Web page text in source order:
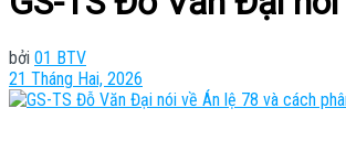
bởi 01 BTV
21 Tháng Hai, 2026